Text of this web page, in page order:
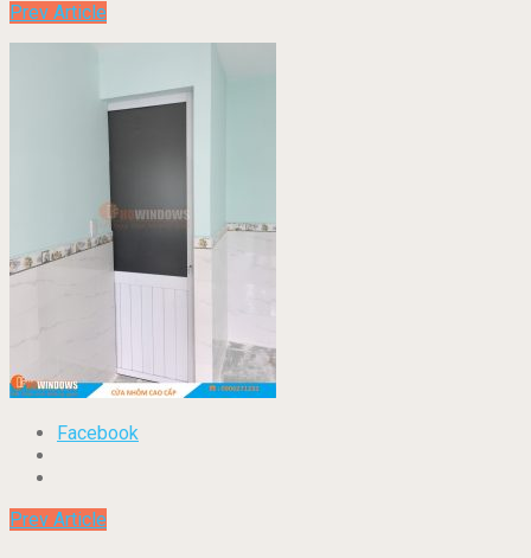
Prev Article
Facebook
Prev Article